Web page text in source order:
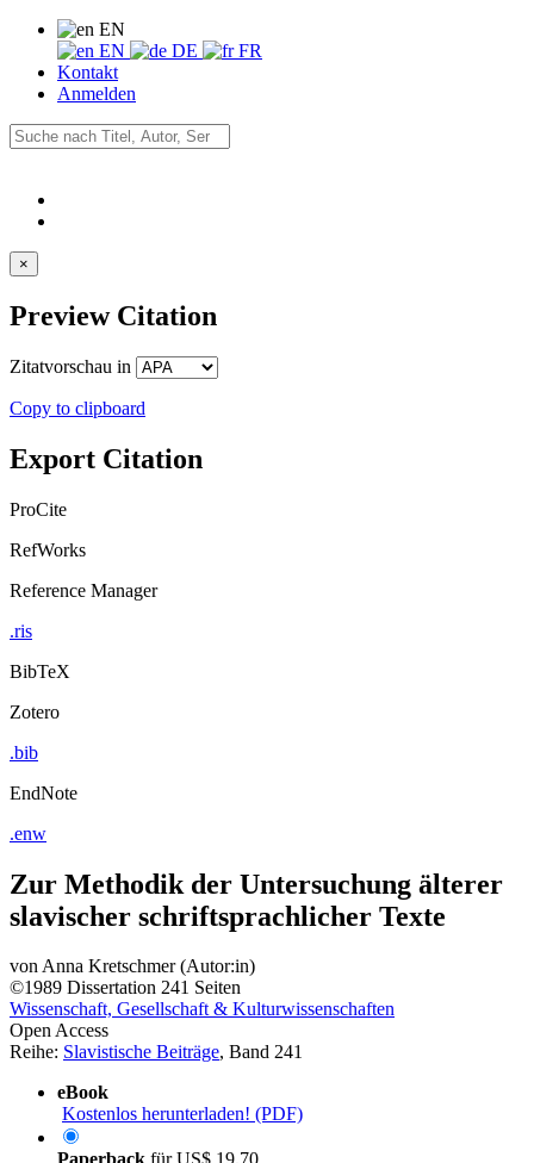
EN
EN
DE
FR
Kontakt
Anmelden
×
Preview Citation
Zitatvorschau in
Copy to clipboard
Export Citation
ProCite
RefWorks
Reference Manager
.ris
BibTeX
Zotero
.bib
EndNote
.enw
Zur Methodik der Untersuchung älterer
slavischer schriftsprachlicher Texte
vonAnna Kretschmer (Autor:in)
©1989 Dissertation 241 Seiten
Wissenschaft, Gesellschaft & Kulturwissenschaften
Open Access
Reihe: Slavistische Beiträge, Band 241
eBook
Kostenlos herunterladen! (PDF)